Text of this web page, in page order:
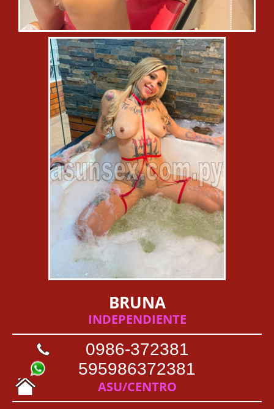
BRUNA
INDEPENDIENTE
0986-372381
595986372381
ASU/CENTRO